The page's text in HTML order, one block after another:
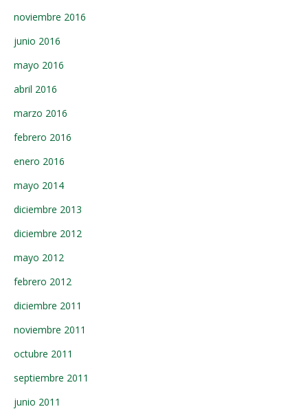
noviembre 2016
junio 2016
mayo 2016
abril 2016
marzo 2016
febrero 2016
enero 2016
mayo 2014
diciembre 2013
diciembre 2012
mayo 2012
febrero 2012
diciembre 2011
noviembre 2011
octubre 2011
septiembre 2011
junio 2011